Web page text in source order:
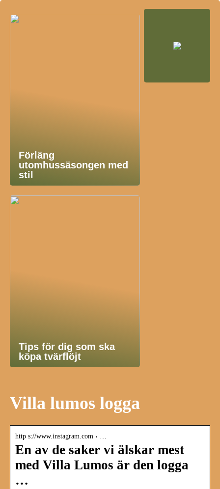
Förläng
utomhussäsongen med
stil
Tips för dig som ska
köpa tvärflöjt
Villa lumos logga
http s://www.instagram.com › …
En av de saker vi älskar mest
med Villa Lumos är den logga
…